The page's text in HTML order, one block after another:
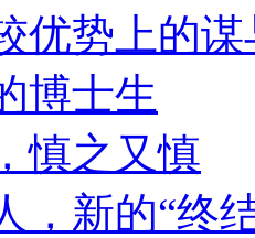
优势上的谋
博士生
慎之又慎
，新的“终